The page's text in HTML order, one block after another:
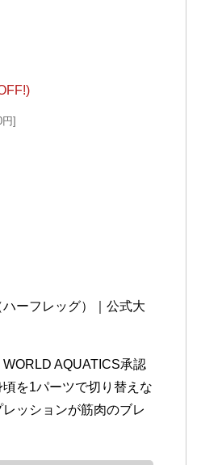
ーフレッグ）｜公式大
AQUATICS承認
を1パーツで切り替えな
ッションが筋肉のブレ